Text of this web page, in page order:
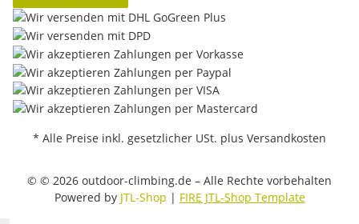
* Alle Preise inkl. gesetzlicher USt. plus Versandkosten
© © 2026 outdoor-climbing.de – Alle Rechte vorbehalten
Powered by JTL-Shop | FIRE JTL-Shop Template